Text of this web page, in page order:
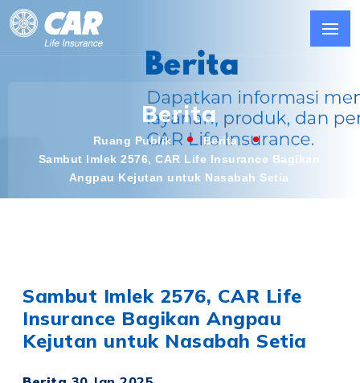
Berita
Ruang Publik
Berita
Sambut Imlek 2576, CAR Life Insurance Bagikan
Angpau Kejutan untuk Nasabah Setia
Sambut Imlek 2576, CAR Life
Insurance Bagikan Angpau
Kejutan untuk Nasabah Setia